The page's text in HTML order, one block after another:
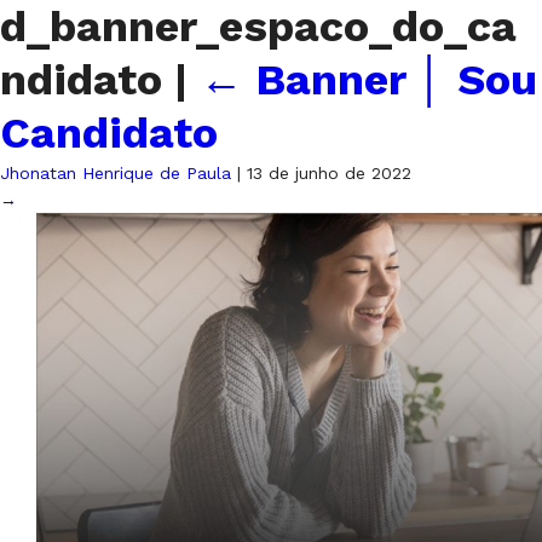
d_banner_espaco_do_ca
ndidato | ← Banner │ Sou
Candidato
Jhonatan Henrique de Paula | 13 de junho de 2022
→